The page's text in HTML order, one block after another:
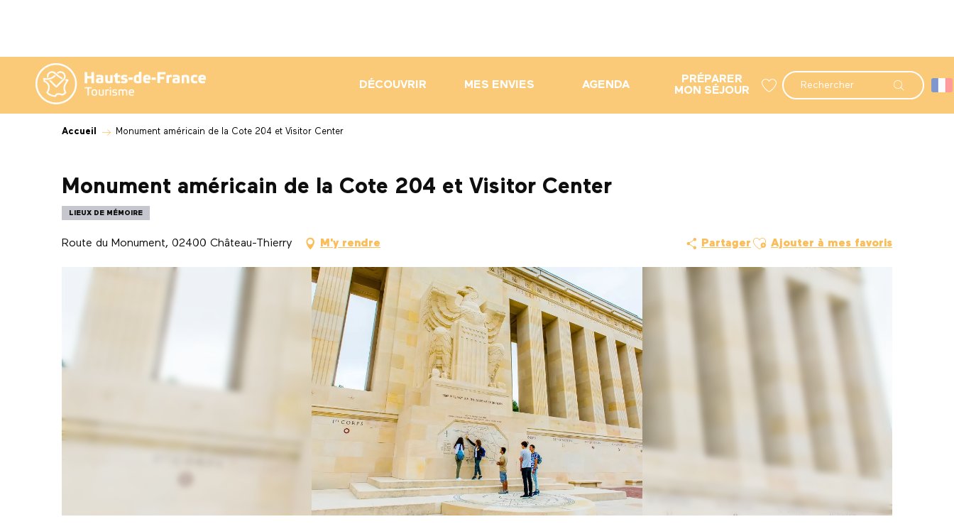
contenu
principal
Recherche
DÉCOUVRIR MES ENVIES AGENDA
PRÉPARER
MON SÉJOUR
Accueil Monument américain de la Cote 204 et Visitor Center
Monument américain de la Cote 204 et Visitor Center
LIEUX DE MÉMOIRE
Route du Monument, 02400 Château-Thierry M'y rendre Partager Ajouter aux favoris
Ajouter à mes favoris